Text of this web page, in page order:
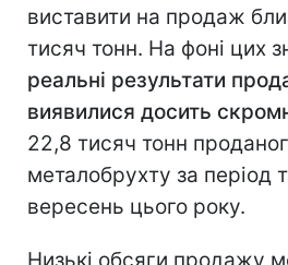
виставити на продаж
тисяч тонн. На фоні цих
реальні результати
виявилися досить
22,8 тисяч тонн
металобрухту за період
вересень цього року.